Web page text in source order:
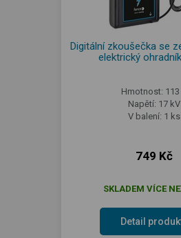
Digitální zkoušečka se
elektrický
Hmotnost: 113
Napětí: 17 kV
V balení: 1 ks
749 Kč
SKLADEM VÍCE
Detail